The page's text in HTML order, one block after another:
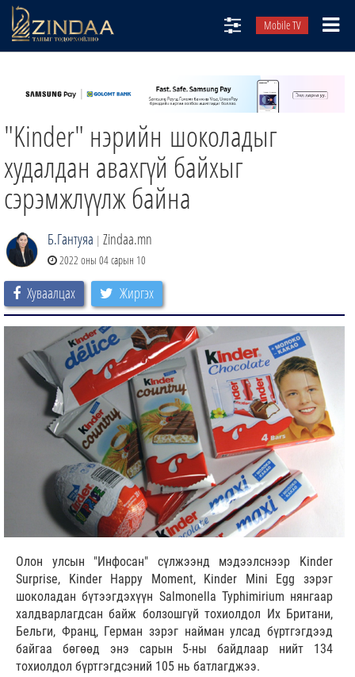
Mobile TV
ТВ8
ӨГЛӨӨНИЙ СОНИН
ЗИНДАА СЭТГҮҮЛ
"Kinder" нэрийн шоколадыг
худалдан авахгүй байхыг
сэрэмжлүүлж байна
Б.Гантуяа | Zindaa.mn
2022 оны 04 сарын 10
Хуваалцах Жиргэх
Олон улсын "Инфосан" сүлжээнд мэдээлснээр Kinder
Surprise, Kinder Happy Moment, Kinder Mini Egg зэрэг
шоколадан бүтээгдэхүүн Salmonella Typhimirium нянгаар
халдварлагдсан байж болзошгүй тохиолдол Их Британи,
Бельги, Франц, Герман зэрэг найман улсад бүртгэгдээд
байгаа бөгөөд энэ сарын 5-ны байдлаар нийт 134
тохиолдол бүртгэгдсэний 105 нь батлагджээ.